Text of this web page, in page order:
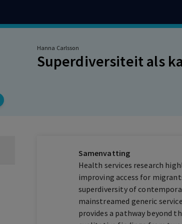
Hanna Carlsson
Superdiversiteit als
Samenvatting
Health services research
improving access for
superdiversity of
mainstreamed generic
provides a pathway beyond